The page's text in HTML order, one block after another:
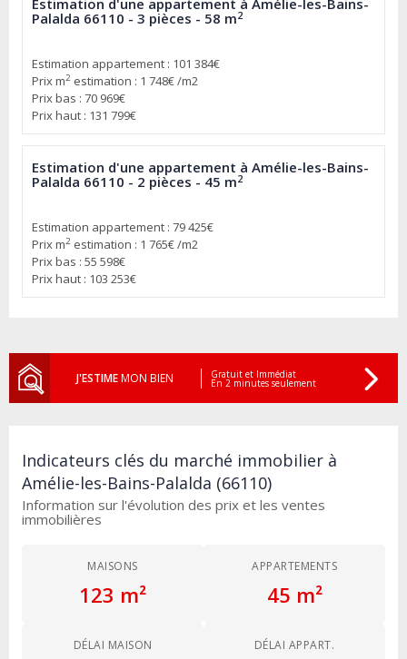
Estimation d'une appartement à Amélie-les-Bains-
Palalda 66110 - 3 pièces - 58 m2
Estimation appartement : 101 384€
Prix m2 estimation : 1 748€ /m2
Prix bas : 70 969€
Prix haut : 131 799€
Estimation d'une appartement à Amélie-les-Bains-
Palalda 66110 - 2 pièces - 45 m2
Estimation appartement : 79 425€
Prix m2 estimation : 1 765€ /m2
Prix bas : 55 598€
Prix haut : 103 253€
J'ESTIMEMON BIEN Gratuit et Immédiat
En 2 minutes seulement
Indicateurs clés du marché immobilier à
Amélie-les-Bains-Palalda (66110)
Information sur l'évolution des prix et les ventes
immobilières
MAISONS
123 m²
APPARTEMENTS
45 m²
DÉLAI MAISON DÉLAI APPART.